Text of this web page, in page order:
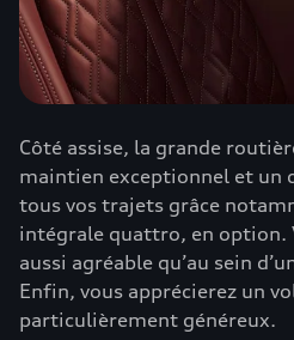
Côté assise, la grande
maintien exceptionnel et un
tous vos trajets grâce
intégrale quattro, en option.
aussi agréable qu’au sein
Enfin, vous apprécierez un
particulièrement généreux.